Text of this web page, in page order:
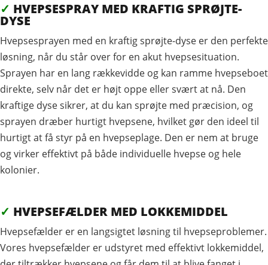
✓ HVEPSESPRAY MED KRAFTIG SPRØJTE-
DYSE
Hvepsesprayen med en kraftig sprøjte-dyse er den perfekte
løsning, når du står over for en akut hvepsesituation.
Sprayen har en lang rækkevidde og kan ramme hvepseboet
direkte, selv når det er højt oppe eller svært at nå. Den
kraftige dyse sikrer, at du kan sprøjte med præcision, og
sprayen dræber hurtigt hvepsene, hvilket gør den ideel til
hurtigt at få styr på en hvepseplage. Den er nem at bruge
og virker effektivt på både individuelle hvepse og hele
kolonier.
✓ HVEPSEFÆLDER MED LOKKEMIDDEL
Hvepsefælder er en langsigtet løsning til hvepseproblemer.
Vores hvepsefælder er udstyret med effektivt lokkemiddel,